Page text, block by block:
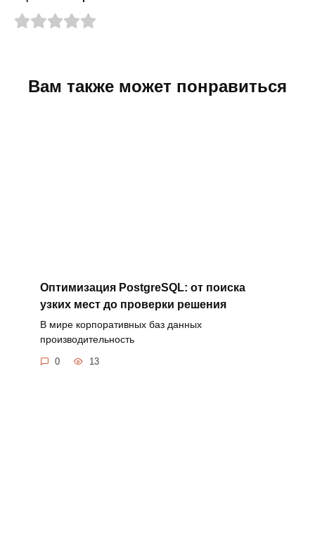
Вам также может понравиться
Оптимизация PostgreSQL: от поиска
узких мест до проверки решения
В мире корпоративных баз данных
производительность
0 13